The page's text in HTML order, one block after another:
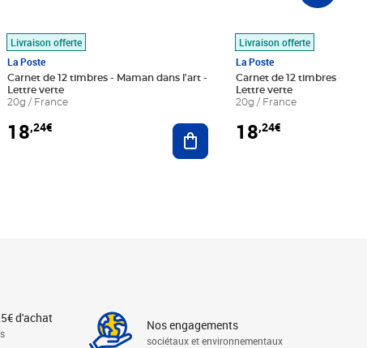
au panier
Livraison offerte
La Poste
Carnet de 12 timbres - Maman dans l'art -
Lettre verte
20g / France
18,24€ Ajouter au panier
Livraison offerte
La Poste
Carnet de 12 timbres - Le
Lettre verte
20g / France
18,24€
d'achat Nos engagements
sociétaux et environnementaux